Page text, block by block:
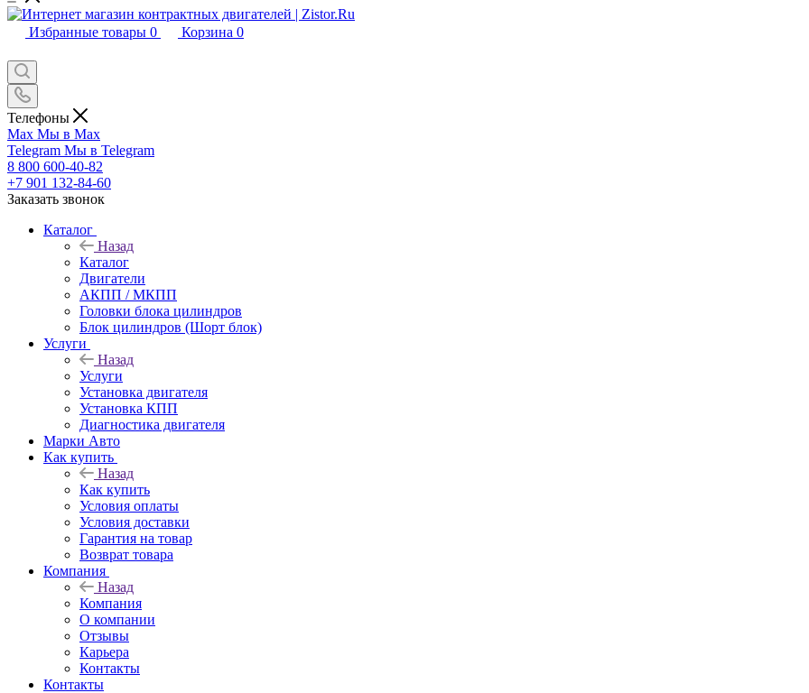
Избранные товары 0 Корзина 0
Телефоны
Max Мы в Max
Telegram Мы в Telegram
8 800 600-40-82
+7 901 132-84-60
Заказать звонок
Каталог
Назад
Каталог
Двигатели
АКПП / МКПП
Головки блока цилиндров
Блок цилиндров (Шорт блок)
Услуги
Назад
Услуги
Установка двигателя
Установка КПП
Диагностика двигателя
Марки Авто
Как купить
Назад
Как купить
Условия оплаты
Условия доставки
Гарантия на товар
Возврат товара
Компания
Назад
Компания
О компании
Отзывы
Карьера
Контакты
Контакты